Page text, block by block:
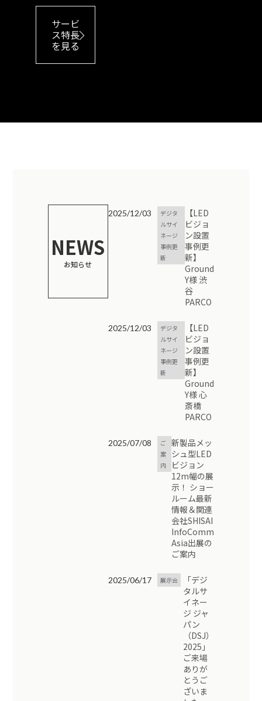
サービ
ス特長
を見る
NEWS
お知らせ
2025/12/03
デジタ
ルサイ
ネージ
事例更
新
【LED
ビジョ
ン設置
事例更
新】
Ground
Y様 渋
谷
PARCO
2025/12/03
デジタ
ルサイ
ネージ
事例更
新
【LED
ビジョ
ン設置
事例更
新】
Ground
Y様 心
斎橋
PARCO
2025/07/08
ご
案
内
新製品メッ
シュ型LED
ビジョン
12m幅の展
示！ ショー
ルーム最新
情報＆関連
会社SHISAI
InfoComm
Asia出展の
ご案内
2025/06/17 展示会
「デジ
タルサ
イネー
ジ ジャ
パン
（DSJ）
2025」
ご来場
ありが
とうご
ざいま